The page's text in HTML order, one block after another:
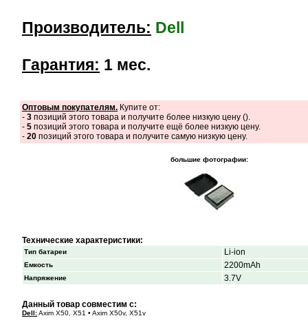
Производитель: Dell
Гарантия: 1 мес.
Оптовым покупателям. Купите от:
- 3 позиций этого товара и получите более низкую цену ().
- 5 позиций этого товара и получите ещё более низкую цену.
- 20 позиций этого товара и получите самую низкую цену.
большие фотографии:
Технические характеристики:
Тип батареи Li-ion
Емкость 2200mAh
Напряжение 3.7V
Данный товар совместим с:
Dell:Axim X50, X51 • Axim X50v, X51v